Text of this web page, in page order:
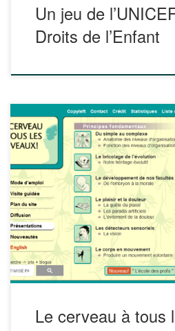
Un jeu de
Droits de l’Enfant
Le cerveau à tous les niveaux
le cerveau et les comportements
à l’aide de textes, d’illustrations et
explications accessibles aux
intermédiaire et avancé sur le
aborde la mémoire, le plaisir et la
Le cerveau à tous